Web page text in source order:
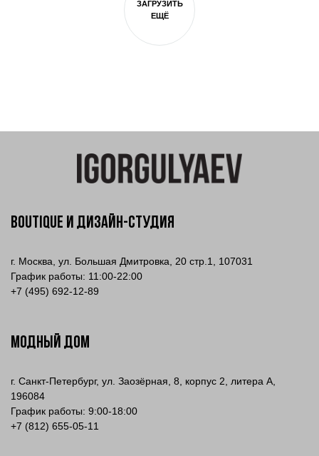
ЗАГРУЗИТЬ
ЕЩЁ
Boutique и Дизайн-Студия
г. Москва, ул. Большая Дмитровка, 20 стр.1, 107031
График работы: 11:00-22:00
+7 (495) 692-12-89
МОДНЫЙ ДОМ
г. Санкт-Петербург, ул. Заозёрная, 8, корпус 2, литера А,
196084
График работы: 9:00-18:00
+7 (812) 655-05-11